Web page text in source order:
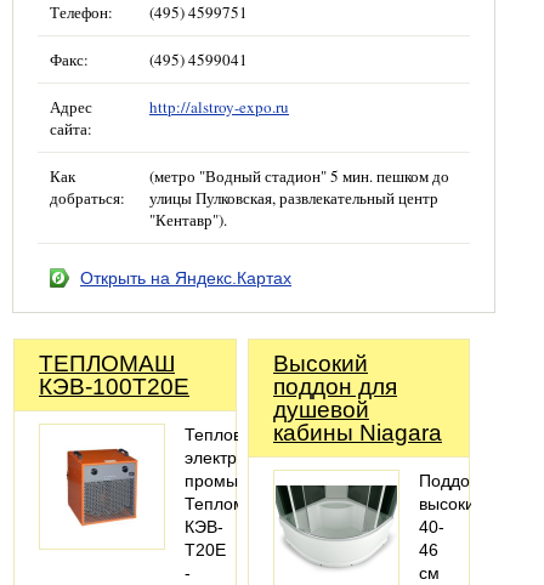
Телефон: (495) 4599751
Факс: (495) 4599041
Адрес
сайта:
http://alstroy-expo.ru
Как
добраться:
(метро "Водный стадион" 5 мин. пешком до
улицы Пулковская, развлекательный центр
"Кентавр").
Открыть на Яндекс.Картах
ТЕПЛОМАШ
КЭВ-100Т20Е
Тепловентилятор
электрический
промышленный
Тепломаш
КЭВ-
Т20E
-
Высокий
поддон для
душевой
кабины Niagara
Поддон
высокий
40-
46
см